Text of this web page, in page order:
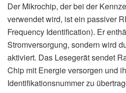
Der Mikrochip, der bei der
verwendet wird, ist ein passiver
Frequency Identification). Er
Stromversorgung, sondern wird
aktiviert. Das Lesegerät sendet
Chip mit Energie versorgen und
Identifikationsnummer zu